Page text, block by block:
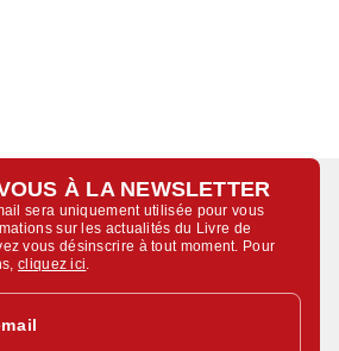
À LA NEWSLETTER
sera uniquement utilisée pour vous
sur les actualités du Livre de
vous désinscrire à tout moment. Pour
cliquez ici